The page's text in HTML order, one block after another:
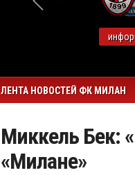
ЛЕНТА НОВОСТЕЙ ФК МИЛАН
Миккель Бек:
«Милане»